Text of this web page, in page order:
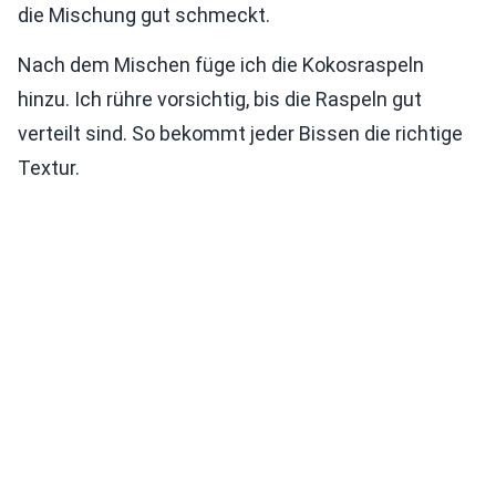
die Mischung gut schmeckt.
Nach dem Mischen füge ich die Kokosraspeln
hinzu. Ich rühre vorsichtig, bis die Raspeln gut
verteilt sind. So bekommt jeder Bissen die richtige
Textur.